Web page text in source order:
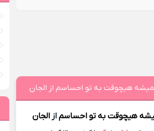
هیچوقت به تو احساسم از الجان
هیچوقت به تو احساسمازالجان